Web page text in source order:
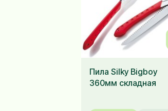
Пила Silky Bigboy
360мм складная